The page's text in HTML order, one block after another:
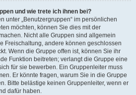
und wie trete ich ihnen bei?
unter „Benutzergruppen“ im persönlichen
möchten, können Sie dies mit der
Nicht alle Gruppen sind allgemein
Freischaltung, andere können geschlossen
Wenn die Gruppe offen ist, können Sie ihr
Funktion beitreten; verlangt die Gruppe eine
für sie bewerben. Ein Gruppenleiter muss
Er könnte fragen, warum Sie in die Gruppe
Bitte belästige keinen Gruppenleiter, wenn er
dafür haben.